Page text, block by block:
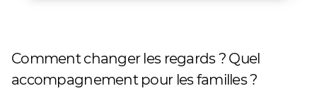
Comment changer les regards ? Quel
accompagnement pour les familles ?